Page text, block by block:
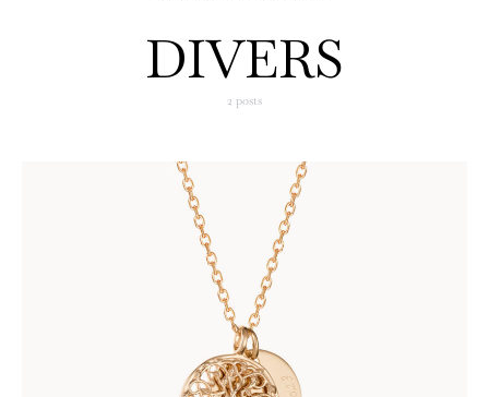
DIVERS
2 posts